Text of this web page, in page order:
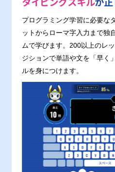
プログラミング学習に必要な
ットからローマ字入力まで独
ムで学びます。200以上のレ
ジションで単語や文を「早く
ルを身につけます。